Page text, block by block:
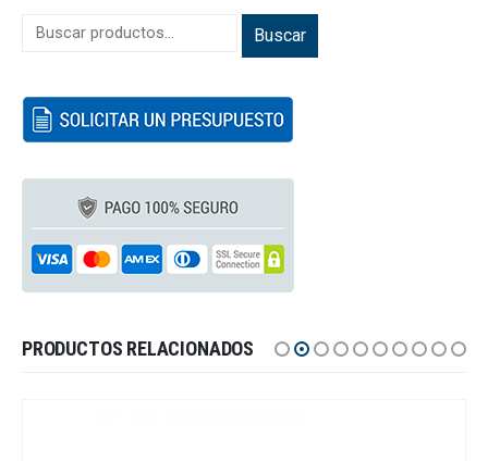
Buscar
PRODUCTOS RELACIONADOS